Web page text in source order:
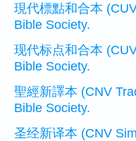
現代標點和合本
Bible Society.
现代标点和合本
Bible Society.
聖經新譯本 (CNV
Bible Society.
圣经新译本 (CNV